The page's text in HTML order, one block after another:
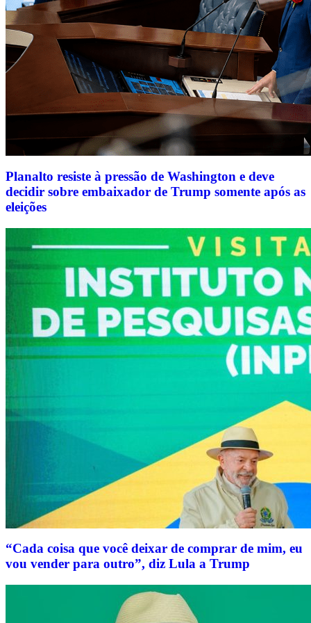
Planalto resiste à pressão de Washington e deve
decidir sobre embaixador de Trump somente após as
eleições
“Cada coisa que você deixar de comprar de mim, eu
vou vender para outro”, diz Lula a Trump